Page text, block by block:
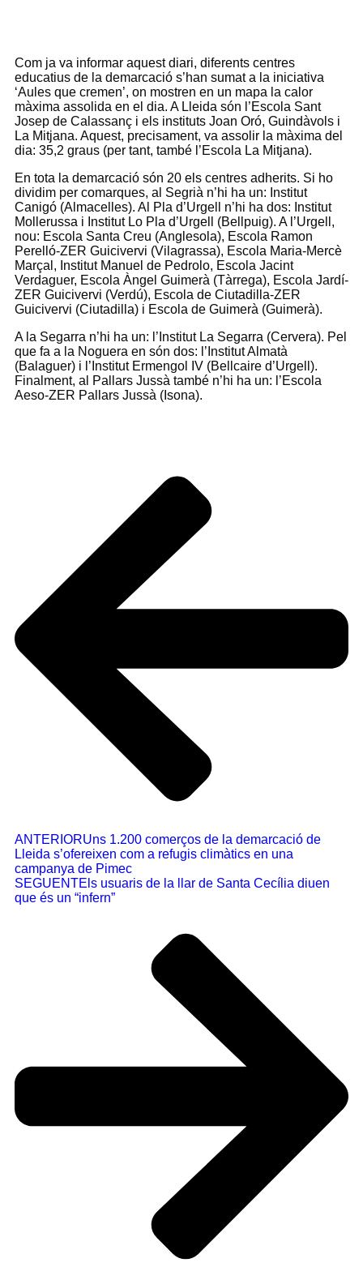
Com ja va informar aquest diari, diferents centres
educatius de la demarcació s’han sumat a la iniciativa
‘Aules que cremen’, on mostren en un mapa la calor
màxima assolida en el dia. A Lleida són l’Escola Sant
Josep de Calassanç i els instituts Joan Oró, Guindàvols i
La Mitjana. Aquest, precisament, va assolir la màxima del
dia: 35,2 graus (per tant, també l’Escola La Mitjana).
En tota la demarcació són 20 els centres adherits. Si ho
dividim per comarques, al Segrià n’hi ha un: Institut
Canigó (Almacelles). Al Pla d’Urgell n’hi ha dos: Institut
Mollerussa i Institut Lo Pla d’Urgell (Bellpuig). A l’Urgell,
nou: Escola Santa Creu (Anglesola), Escola Ramon
Perelló-ZER Guicivervi (Vilagrassa), Escola Maria-Mercè
Marçal, Institut Manuel de Pedrolo, Escola Jacint
Verdaguer, Escola Àngel Guimerà (Tàrrega), Escola Jardí-
ZER Guicivervi (Verdú), Escola de Ciutadilla-ZER
Guicivervi (Ciutadilla) i Escola de Guimerà (Guimerà).
A la Segarra n’hi ha un: l’Institut La Segarra (Cervera). Pel
que fa a la Noguera en són dos: l’Institut Almatà
(Balaguer) i l’Institut Ermengol IV (Bellcaire d’Urgell).
Finalment, al Pallars Jussà també n’hi ha un: l’Escola
Aeso-ZER Pallars Jussà (Isona).
ANTERIORUns 1.200 comerços de la demarcació de
Lleida s’ofereixen com a refugis climàtics en una
campanya de Pimec
SEGUENTEls usuaris de la llar de Santa Cecília diuen
que és un “infern”